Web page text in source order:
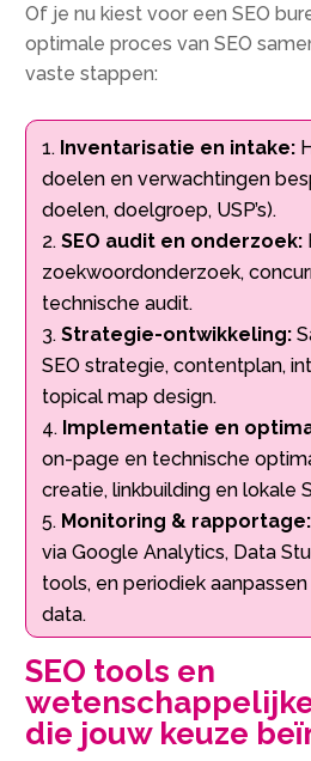
Of je nu kiest voor een SEO
optimale proces van SEO
vaste stappen:
Inventarisatie en intake:
doelen en verwachtingen
doelen, doelgroep, USP’s).​
SEO audit en onderzoek:
zoekwoordonderzoek,
technische audit.​
Strategie-ontwikkeling:
SEO strategie, contentplan,
topical map design.​
Implementatie en
on-page en technische
creatie, linkbuilding en lokale
Monitoring & rapportage:
via Google Analytics, Data
tools, en periodiek
data.​
SEO tools en
die jouw keuze